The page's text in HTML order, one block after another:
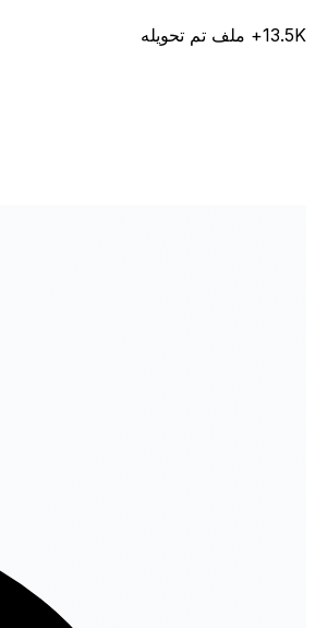
13.5K+ ملف تم تحويله